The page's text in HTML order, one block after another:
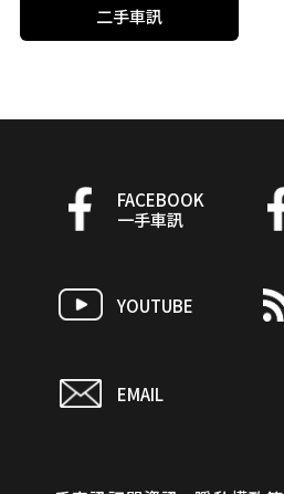
二手車訊
FACEBOOK
一手車訊
YOUTUBE
EMAIL